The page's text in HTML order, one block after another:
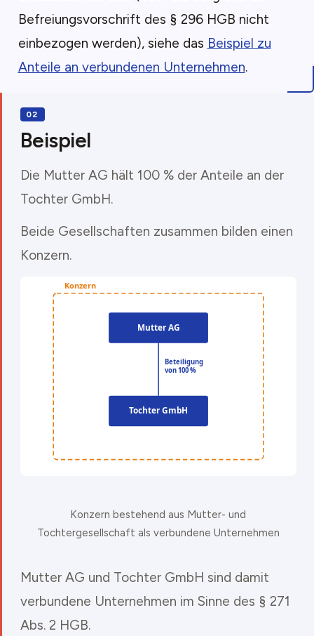
Befreiungsvorschrift des § 296 HGB nicht
einbezogen werden), siehe das Beispiel zu
Anteile an verbundenen Unternehmen.
Beispiel
Die Mutter AG hält 100 % der Anteile an der
Tochter GmbH.
Beide Gesellschaften zusammen bilden einen
Konzern.
Konzern bestehend aus Mutter- und
Tochtergesellschaft als verbundene Unternehmen
Mutter AG und Tochter GmbH sind damit
verbundene Unternehmen im Sinne des § 271
Abs. 2 HGB.